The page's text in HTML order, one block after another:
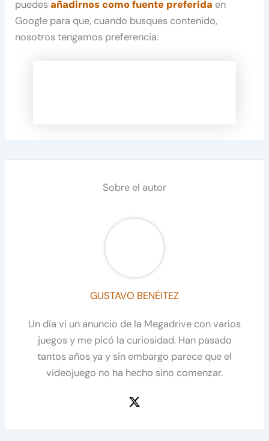
puedesañadirnos como fuente preferida en
Google para que, cuando busques contenido,
nosotros tengamos preferencia.
Sobre el autor
GUSTAVO BENÉITEZ
Un día vi un anuncio de la Megadrive con varios
juegos y me picó la curiosidad. Han pasado
tantos años ya y sin embargo parece que el
videojuego no ha hecho sino comenzar.